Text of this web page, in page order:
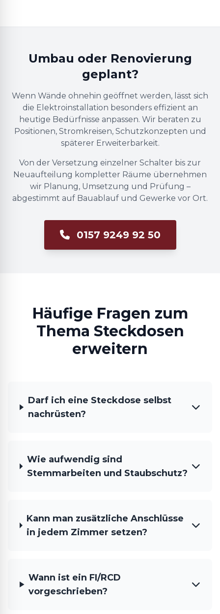
Umbau oder Renovierung
geplant?
Wenn Wände ohnehin geöffnet werden, lässt sich
die Elektroinstallation besonders effizient an
heutige Bedürfnisse anpassen. Wir beraten zu
Positionen, Stromkreisen, Schutzkonzepten und
späterer Erweiterbarkeit.
Von der Versetzung einzelner Schalter bis zur
Neuaufteilung kompletter Räume übernehmen
wir Planung, Umsetzung und Prüfung –
abgestimmt auf Bauablauf und Gewerke vor Ort.
0157 9249 92 50
Häufige Fragen zum
Thema Steckdosen
erweitern
Darf ich eine Steckdose selbst
nachrüsten?
Wie aufwendig sind
Stemmarbeiten und Staubschutz?
Kann man zusätzliche Anschlüsse
in jedem Zimmer setzen?
Wann ist ein FI/RCD
vorgeschrieben?